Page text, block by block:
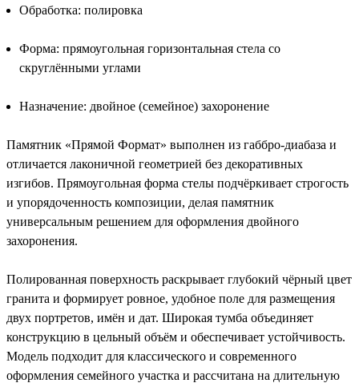
Обработка: полировка
Форма: прямоугольная горизонтальная стела со
скруглёнными углами
Назначение: двойное (семейное) захоронение
Памятник «Прямой Формат» выполнен из габбро-диабаза и
отличается лаконичной геометрией без декоративных
изгибов. Прямоугольная форма стелы подчёркивает строгость
и упорядоченность композиции, делая памятник
универсальным решением для оформления двойного
захоронения.
Полированная поверхность раскрывает глубокий чёрный цвет
гранита и формирует ровное, удобное поле для размещения
двух портретов, имён и дат. Широкая тумба объединяет
конструкцию в цельный объём и обеспечивает устойчивость.
Модель подходит для классического и современного
оформления семейного участка и рассчитана на длительную